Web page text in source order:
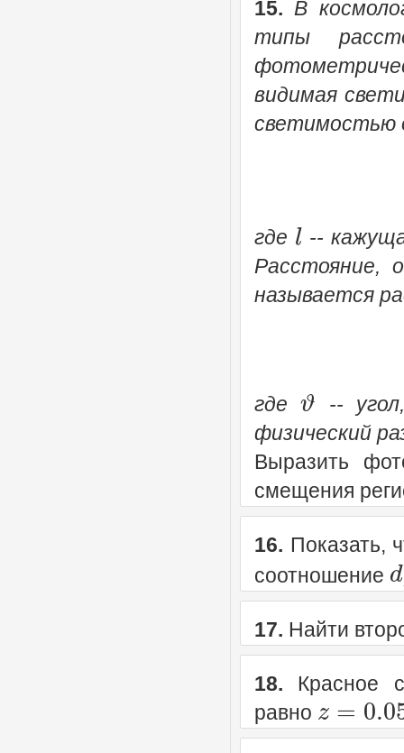
15. В
типы
видимая
светимостью
где l --
Расстояние,
называется
гдеϑ --
физический
Выразить
смещения
16. Показать,
соотношение d
17. Найти
18. Красное
равно z =